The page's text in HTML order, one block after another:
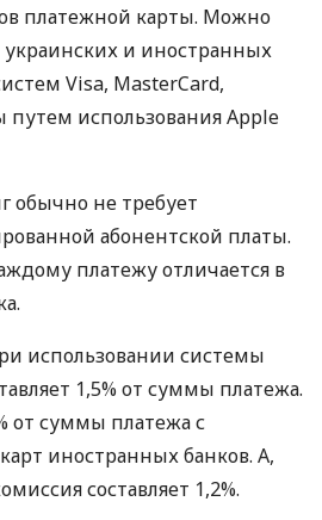
платежной карты. Можно
украинских и иностранных
Visa, MasterCard,
путем использования Apple
обычно не требует
абонентской платы.
платежу отличается в
использовании системы
1,5% от суммы платежа.
от суммы платежа с
иностранных банков. А,
составляет 1,2%.